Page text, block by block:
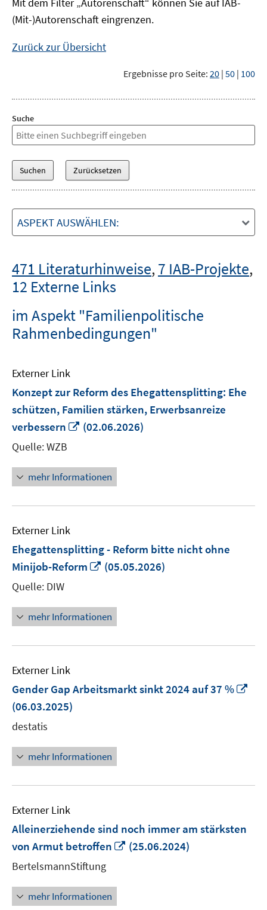
(Mit-)Autorenschaft eingrenzen.
Zurück zur Übersicht
Ergebnisse pro Seite: 20 | 50 | 100
Suche
ASPEKT AUSWÄHLEN:
471 Literaturhinweise,7 IAB-Projekte,
12 Externe Links
im Aspekt "Familienpolitische
Rahmenbedingungen"
Externer Link
Konzept zur Reform des Ehegattensplitting: Ehe
schützen, Familien stärken, Erwerbsanreize
verbessern
In
öffnen
(02.06.2026)
Quelle: WZB
mehr Informationen
Externer Link
Ehegattensplitting - Reform bitte nicht ohne
Minijob-Reform
In
öffnen
(05.05.2026)
Quelle: DIW
mehr Informationen
Externer Link
Gender Gap Arbeitsmarkt sinkt 2024 auf 37 %
(06.03.2025)
destatis
mehr Informationen
Externer Link
Alleinerziehende sind noch immer am stärksten
von Armut betroffen
In
(25.06.2024)
BertelsmannStiftung
mehr Informationen